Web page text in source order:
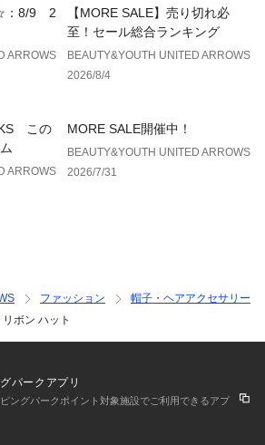
：8/9 2
ARROWS
【MORE SALE】売り切れ必
至！セール総合ランキング
BEAUTY&YOUTH UNITED ARROWS
2026/8/4
この
ARROWS
MORE SALE開催中！
BEAUTY&YOUTH UNITED ARROWS
2026/7/31
ファッション
帽子・ヘアアクセサリー
ボン ハット
パークアプリ
ングパークポイント対象施設でご利用できるアプ